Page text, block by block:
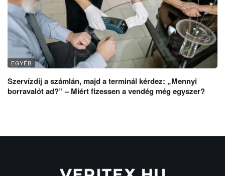
EGYÉB
Szervízdíj a számlán, majd a terminál kérdez: „Mennyi
borravalót ad?” – Miért fizessen a vendég még egyszer?